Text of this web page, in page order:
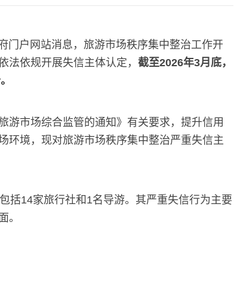
户网站消息，旅游市场秩序集中整治工作开
法依规开展失信主体认定， 截至2026年3月底，
市场综合监管的通知》有关要求，提升信用
环境，现对旅游市场秩序集中整治严重失信主
14家旅行社和1名导游。其严重失信行为主要
。